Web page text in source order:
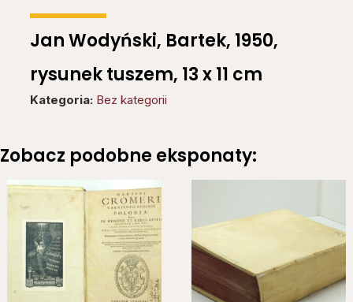
Jan Wodyński, Bartek, 1950,
rysunek tuszem, 13 x 11 cm
Kategoria: Bez kategorii
Zobacz podobne eksponaty: